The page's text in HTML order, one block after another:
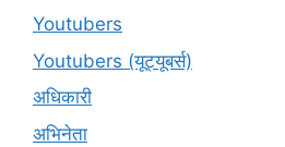
Youtubers
Youtubers (यूट्यूबर्स)
अधिकारी
अभिनेता